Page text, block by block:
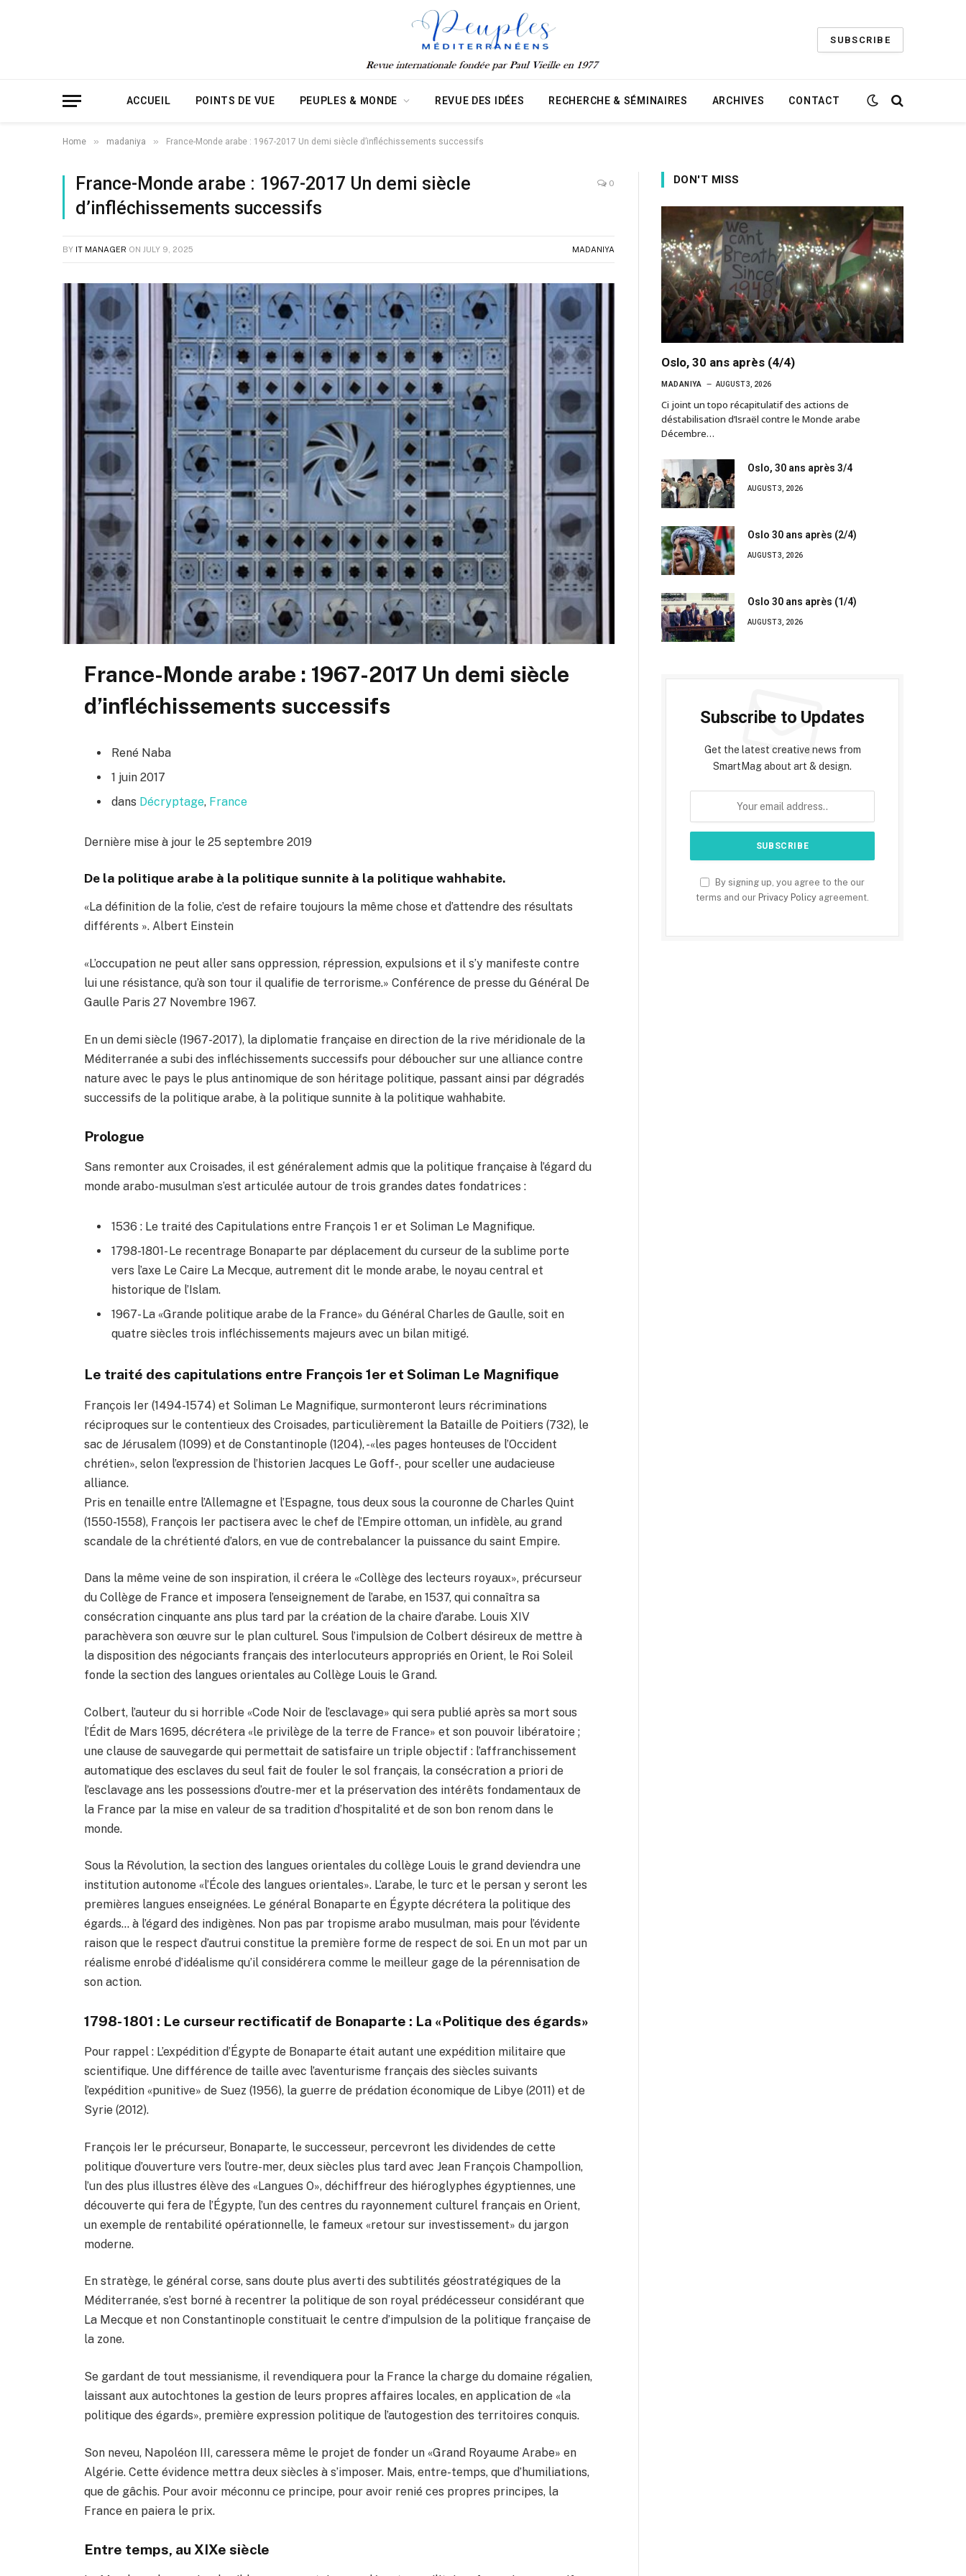
SUBSCRIBE
ACCUEIL POINTS DE VUE PEUPLES & MONDE REVUE DES IDÉES RECHERCHE & SÉMINAIRES ARCHIVES CONTACT
Home » madaniya » France-Monde arabe : 1967-2017 Un demi siècle d’infléchissements successifs
France-Monde arabe : 1967-2017 Un demi siècle
d’infléchissements successifs
0
BY IT MANAGER ON JULY 9, 2025 MADANIYA
France-Monde arabe : 1967-2017 Un demi siècle
d’infléchissements successifs
René Naba
1 juin 2017
dans Décryptage, France
Dernière mise à jour le 25 septembre 2019
De la politique arabe à la politique sunnite à la politique wahhabite.
«La définition de la folie, c’est de refaire toujours la même chose et d’attendre des résultats
différents ». Albert Einstein
«L’occupation ne peut aller sans oppression, répression, expulsions et il s’y manifeste contre
lui une résistance, qu’à son tour il qualifie de terrorisme.» Conférence de presse du Général De
Gaulle Paris 27 Novembre 1967.
En un demi siècle (1967-2017), la diplomatie française en direction de la rive méridionale de la
Méditerranée a subi des infléchissements successifs pour déboucher sur une alliance contre
nature avec le pays le plus antinomique de son héritage politique, passant ainsi par dégradés
successifs de la politique arabe, à la politique sunnite à la politique wahhabite.
Prologue
Sans remonter aux Croisades, il est généralement admis que la politique française à l’égard du
monde arabo-musulman s’est articulée autour de trois grandes dates fondatrices :
1536 : Le traité des Capitulations entre François 1 er et Soliman Le Magnifique.
1798-1801- Le recentrage Bonaparte par déplacement du curseur de la sublime porte
vers l’axe Le Caire La Mecque, autrement dit le monde arabe, le noyau central et
historique de l’Islam.
1967- La «Grande politique arabe de la France» du Général Charles de Gaulle, soit en
quatre siècles trois infléchissements majeurs avec un bilan mitigé.
Le traité des capitulations entre François 1er et Soliman Le Magnifique
François Ier (1494-1574) et Soliman Le Magnifique, surmonteront leurs récriminations
réciproques sur le contentieux des Croisades, particulièrement la Bataille de Poitiers (732), le
sac de Jérusalem (1099) et de Constantinople (1204), -«les pages honteuses de l’Occident
chrétien», selon l’expression de l’historien Jacques Le Goff-, pour sceller une audacieuse
alliance.
Pris en tenaille entre l’Allemagne et l’Espagne, tous deux sous la couronne de Charles Quint
(1550-1558), François Ier pactisera avec le chef de l’Empire ottoman, un infidèle, au grand
scandale de la chrétienté d’alors, en vue de contrebalancer la puissance du saint Empire.
Dans la même veine de son inspiration, il créera le «Collège des lecteurs royaux», précurseur
du Collège de France et imposera l’enseignement de l’arabe, en 1537, qui connaîtra sa
consécration cinquante ans plus tard par la création de la chaire d’arabe. Louis XIV
parachèvera son œuvre sur le plan culturel. Sous l’impulsion de Colbert désireux de mettre à
la disposition des négociants français des interlocuteurs appropriés en Orient, le Roi Soleil
fonde la section des langues orientales au Collège Louis le Grand.
Colbert, l’auteur du si horrible «Code Noir de l’esclavage» qui sera publié après sa mort sous
l’Édit de Mars 1695, décrétera «le privilège de la terre de France» et son pouvoir libératoire ;
une clause de sauvegarde qui permettait de satisfaire un triple objectif : l’affranchissement
automatique des esclaves du seul fait de fouler le sol français, la consécration a priori de
l’esclavage ans les possessions d’outre-mer et la préservation des intérêts fondamentaux de
la France par la mise en valeur de sa tradition d’hospitalité et de son bon renom dans le
monde.
Sous la Révolution, la section des langues orientales du collège Louis le grand deviendra une
institution autonome «l’École des langues orientales». L’arabe, le turc et le persan y seront les
premières langues enseignées. Le général Bonaparte en Égypte décrétera la politique des
égards… à l’égard des indigènes. Non pas par tropisme arabo musulman, mais pour l’évidente
raison que le respect d’autrui constitue la première forme de respect de soi. En un mot par un
réalisme enrobé d’idéalisme qu’il considérera comme le meilleur gage de la pérennisation de
son action.
1798- 1801 : Le curseur rectificatif de Bonaparte : La «Politique des égards»
Pour rappel : L’expédition d’Égypte de Bonaparte était autant une expédition militaire que
scientifique. Une différence de taille avec l’aventurisme français des siècles suivants
l’expédition «punitive» de Suez (1956), la guerre de prédation économique de Libye (2011) et de
Syrie (2012).
François Ier le précurseur, Bonaparte, le successeur, percevront les dividendes de cette
politique d’ouverture vers l’outre-mer, deux siècles plus tard avec Jean François Champollion,
l’un des plus illustres élève des «Langues O», déchiffreur des hiéroglyphes égyptiennes, une
découverte qui fera de l’Égypte, l’un des centres du rayonnement culturel français en Orient,
un exemple de rentabilité opérationnelle, le fameux «retour sur investissement» du jargon
moderne.
En stratège, le général corse, sans doute plus averti des subtilités géostratégiques de la
Méditerranée, s’est borné à recentrer la politique de son royal prédécesseur considérant que
La Mecque et non Constantinople constituait le centre d’impulsion de la politique française de
la zone.
Se gardant de tout messianisme, il revendiquera pour la France la charge du domaine régalien,
laissant aux autochtones la gestion de leurs propres affaires locales, en application de «la
politique des égards», première expression politique de l’autogestion des territoires conquis.
Son neveu, Napoléon III, caressera même le projet de fonder un «Grand Royaume Arabe» en
Algérie. Cette évidence mettra deux siècles à s’imposer. Mais, entre-temps, que d’humiliations,
que de gâchis. Pour avoir méconnu ce principe, pour avoir renié ces propres principes, la
France en paiera le prix.
Entre temps, au XIXe siècle
DON'T MISS
Oslo, 30 ans après (4/4)
MADANIYA AUGUST 3, 2026
Ci joint un topo récapitulatif des actions de
déstabilisation d’Israël contre le Monde arabe
Décembre…
Oslo, 30 ans après 3/4
AUGUST 3, 2026
Oslo 30 ans après (2/4)
AUGUST 3, 2026
Oslo 30 ans après (1/4)
AUGUST 3, 2026
Subscribe to Updates
Get the latest creative news from
SmartMag about art & design.
By signing up, you agree to the our
terms and our Privacy Policy agreement.